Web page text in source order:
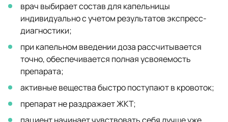
врач выбирает состав для капельницы
индивидуально с учетом результатов экспресс-
диагностики;
при капельном введении доза рассчитывается
точно, обеспечивается полная усвояемость
препарата;
активные вещества быстро поступают в кровоток;
препарат не раздражает ЖКТ;